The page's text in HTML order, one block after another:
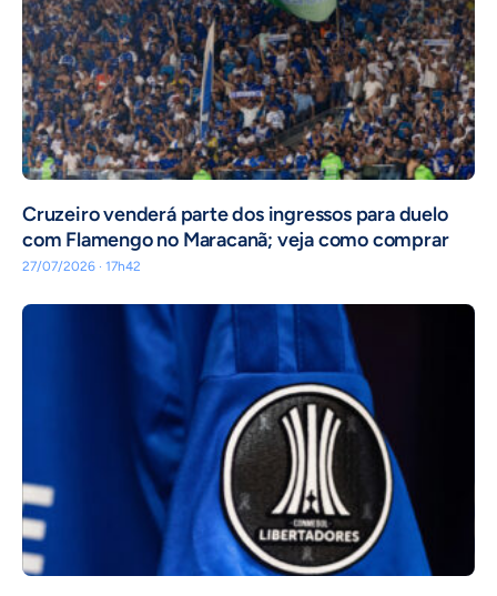
Cruzeiro venderá parte dos ingressos para duelo
com Flamengo no Maracanã; veja como comprar
27/07/2026 · 17h42